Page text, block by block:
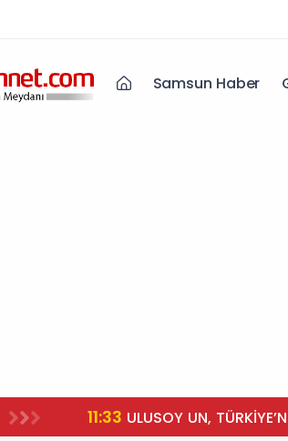
Samsun Haber
11:33 ULUSOY UN,